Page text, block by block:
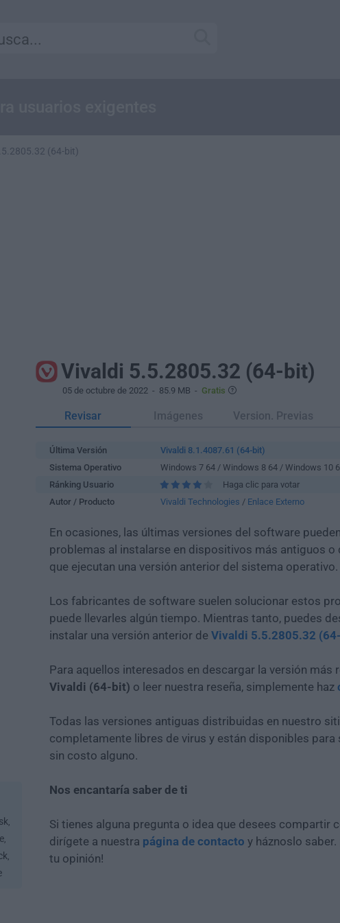
(64-bit)
,
,
,
Vivaldi 5.5.2805.32 (64-bit)
05 de octubre de 2022 - 85.9 MB - Gratis
Revisar Imágenes Version. Previas
Última Versión
Vivaldi 8.1.4087.61 (64-bit)
Sistema Operativo
Windows 7 64 / Windows 8 64 / Windows 10
Ránking Usuario
Haga clic para votar
Autor / Producto
Vivaldi Technologies / Enlace Externo
En ocasiones, las últimas versiones del software
problemas al instalarse en dispositivos más antiguos
que ejecutan una versión anterior del sistema operativo.
Los fabricantes de software suelen solucionar estos
puede llevarles algún tiempo. Mientras tanto, puedes
instalar una versión anterior de Vivaldi 5.5.2805.32
Para aquellos interesados en descargar la versión más
Vivaldi (64-bit) o leer nuestra reseña, simplemente haz
Todas las versiones antiguas distribuidas en nuestro
completamente libres de virus y están disponibles para
sin costo alguno.
Nos encantaría saber de ti
Si tienes alguna pregunta o idea que desees compartir
dirígete a nuestra página de contacto y háznoslo saber.
tu opinión!